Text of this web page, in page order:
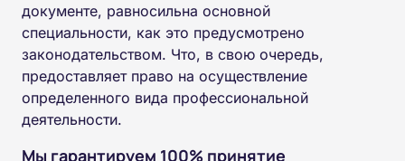
документе, равносильна основной
специальности, как это предусмотрено
законодательством. Что, в свою очередь,
предоставляет право на осуществление
определенного вида профессиональной
деятельности.
Мы гарантируем 100% принятие